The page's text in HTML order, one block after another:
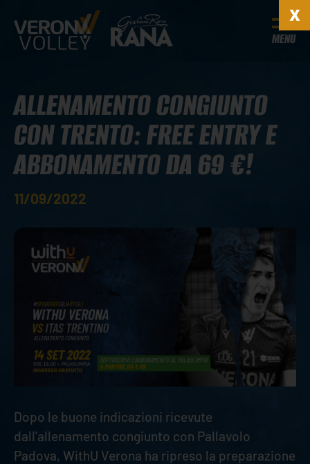
MENU
ALLENAMENTO CONGIUNTO
CON TRENTO: FREE ENTRY E
ABBONAMENTO DA 69 €!
11/09/2022
Dopo le buone indicazioni ricevute
dall'allenamento congiunto con Pallavolo
Padova, WithU Verona ha ripreso la preparazione